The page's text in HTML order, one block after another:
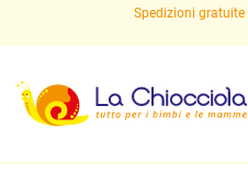
Spedizioni gratuite